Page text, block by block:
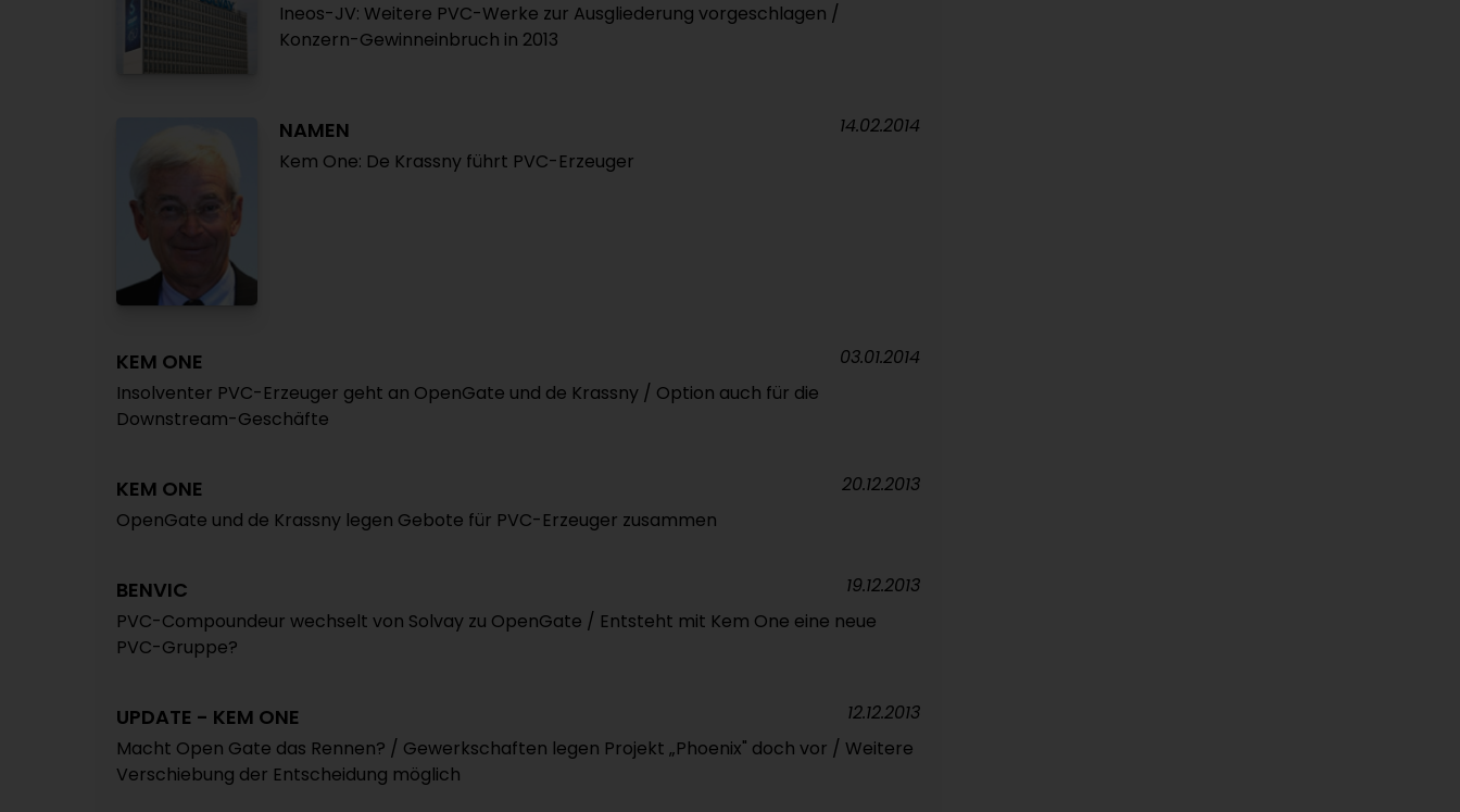
Ineos-JV: Weitere PVC-Werke zur Ausgliederung vorgeschlagen /
Konzern-Gewinneinbruch in 2013
NAMEN
Kem One: De Krassny führt PVC-Erzeuger
14.02.2014
KEM ONE
Insolventer PVC-Erzeuger geht an OpenGate und de Krassny / Option auch für die
Downstream-Geschäfte
03.01.2014
KEM ONE
OpenGate und de Krassny legen Gebote für PVC-Erzeuger zusammen
20.12.2013
BENVIC
PVC-Compoundeur wechselt von Solvay zu OpenGate / Entsteht mit Kem One eine neue
PVC-Gruppe?
19.12.2013
UPDATE - KEM ONE
Macht Open Gate das Rennen? / Gewerkschaften legen Projekt „Phoenix" doch vor / Weitere
Verschiebung der Entscheidung möglich
12.12.2013